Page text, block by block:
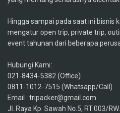
Hingga sampai pada saat ini bisnis
mengatur open trip, private trip,
event tahunan dari beberapa
Hubungi Kami:
021-8434-5382 (Office)
0811-1012-7515 (Whatsapp/Call)
Email : tripacker@gmail.com
Jl. Raya Kp. Sawah No.5, RT.003/